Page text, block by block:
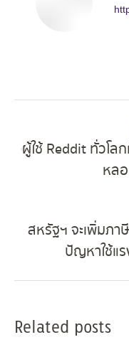
navigation
ผู้ใช้ Reddit ทั่วโล
หล
สหรัฐฯ จะเพิ่มภา
ปัญหาใช้แ
Related posts